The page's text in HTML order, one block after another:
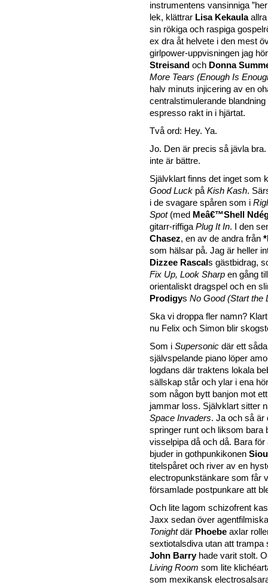
instrumentens vansinniga
lek, klättrar Lisa Kekaulaallra
sin rökiga och raspiga
ex dra åt helvete i den mest
girlpower-uppvisningen jag
Streisand och Donna
More Tears (Enough Is
halv minuts injicering av en
centralstimulerande
espresso rakt in i hjärtat.
Två ord: Hey. Ya.
Jo. Den är precis så jävla
inte är bättre.
Självklart finns det inget som
Good Luck på Kish Kash.
i de svagare spåren som i
Spot(med Meâ€™Shell
gitarr-riffiga Plug It In. I den
Chasez, en av de andra från
som hälsar på. Jag är heller
Dizzee Rascals gästbidrag,
Fix Up, Look Sharp en gång
orientaliskt dragspel och en
Prodigys No Good (Start the
Ska vi droppa fler namn?
nu Felix och Simon blir
Som i Supersonic där ett
självspelande piano löper
logdans där traktens lokala
sällskap står och ylar i ena
som någon bytt banjon mot
jammar loss. Självklart sitter
Space Invaders. Ja och så är
springer runt och liksom bara
visselpipa då och då. Bara för
bjuder in gothpunkikonen
titelspåret och river av en
electropunkstänkare som får
församlade postpunkare att
Och lite lagom schizofrent
Jaxx sedan över
Tonightdär Phoebe axlar
sextiotalsdiva utan att trampa
John Barryhade varit stolt.
Living Room som lite
som mexikansk